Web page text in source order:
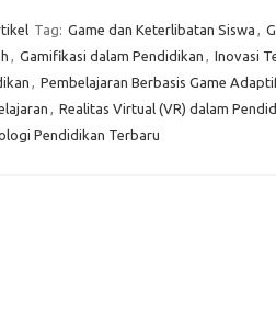
Tag: Game dan Keterlibatan Siswa ,
, Gamifikasi dalam Pendidikan , Inovasi
, Pembelajaran Berbasis Game
, Realitas Virtual (VR) dalam
Pendidikan Terbaru